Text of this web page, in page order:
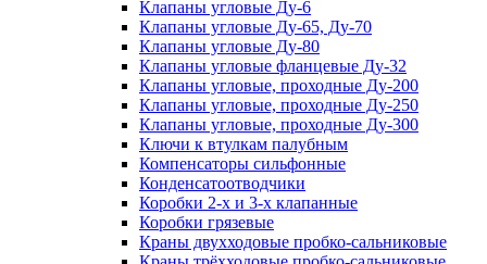
Клапаны угловые Ду-6
Клапаны угловые Ду-65, Ду-70
Клапаны угловые Ду-80
Клапаны угловые фланцевые Ду-32
Клапаны угловые, проходные Ду-200
Клапаны угловые, проходные Ду-250
Клапаны угловые, проходные Ду-300
Ключи к втулкам палубным
Компенсаторы сильфонные
Конденсатоотводчики
Коробки 2-х и 3-х клапанные
Коробки грязевые
Краны двухходовые пробко-сальниковые